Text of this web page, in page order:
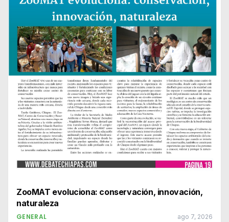
ZooMAT evoluciona: conservación, innovación,
naturaleza
GENERAL ago 7, 2026